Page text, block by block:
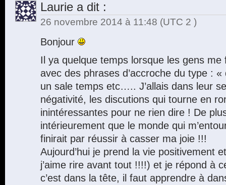
Laurie a dit :
26 novembre 2014 à 11:48 (UTC 2 )
Bonjour
Il ya quelque temps lorsque les gens me
avec des phrases d’accroche du type :
un sale temps etc….. J’allais dans leur
négativité, les discutions qui tourne en
inintéressantes pour ne rien dire ! De
intérieurement que le monde qui
finirait par réussir à casser ma joie !!!
Aujourd’hui je prend la vie positivement
j’aime rire avant tout !!!!) et je répond à
c’est dans la tête, il faut apprendre à